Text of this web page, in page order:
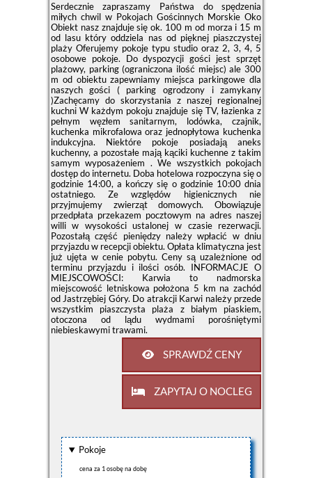
Serdecznie zapraszamy Państwa do spędzenia
miłych chwil w Pokojach Gościnnych Morskie Oko
Obiekt nasz znajduje się ok. 100 m od morza i 15 m
od lasu który oddziela nas od pięknej piaszczystej
plaży Oferujemy pokoje typu studio oraz 2, 3, 4, 5
osobowe pokoje. Do dyspozycji gości jest sprzęt
plażowy, parking (ograniczona ilość miejsc) ale 300
m od obiektu zapewniamy miejsca parkingowe dla
naszych gości ( parking ogrodzony i zamykany
)Zachęcamy do skorzystania z naszej regionalnej
kuchni W każdym pokoju znajduje się TV, łazienka z
pełnym węzłem sanitarnym, lodówka, czajnik,
kuchenka mikrofalowa oraz jednopłytowa kuchenka
indukcyjna. Niektóre pokoje posiadają aneks
kuchenny, a pozostałe mają kąciki kuchenne z takim
samym wyposażeniem . We wszystkich pokojach
dostęp do internetu. Doba hotelowa rozpoczyna się o
godzinie 14:00, a kończy się o godzinie 10:00 dnia
ostatniego. Ze względów higienicznych nie
przyjmujemy zwierząt domowych. Obowiązuje
przedpłata przekazem pocztowym na adres naszej
willi w wysokości ustalonej w czasie rezerwacji.
Pozostałą część pieniędzy należy wpłacić w dniu
przyjazdu w recepcji obiektu. Opłata klimatyczna jest
już ujęta w cenie pobytu. Ceny są uzależnione od
terminu przyjazdu i ilości osób. INFORMACJE O
MIEJSCOWOŚCI: Karwia to nadmorska
miejscowość letniskowa położona 5 km na zachód
od Jastrzębiej Góry. Do atrakcji Karwi należy przede
wszystkim piaszczysta plaża z białym piaskiem,
otoczona od lądu wydmami porośniętymi
niebieskawymi trawami.
SPRAWDŹ CENY
ZAPYTAJ O NOCLEG
Pokoje
cena za 1 osobę na dobę